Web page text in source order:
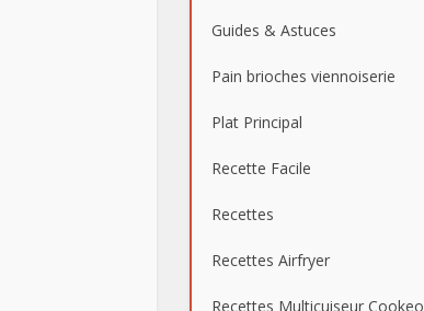
Guides & Astuces
Pain brioches viennoiserie
Plat Principal
Recette Facile
Recettes
Recettes Airfryer
Recettes Multicuiseur Cookeo